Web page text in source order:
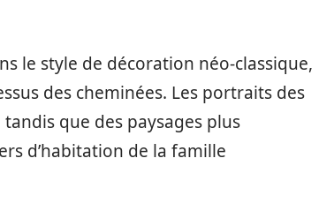
le style de décoration néo-classique,
des cheminées. Les portraits des
que des paysages plus
d’habitation de la famille